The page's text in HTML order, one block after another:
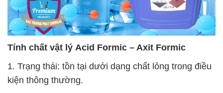
Tính chất vật lý Acid Formic – Axit Formic
1. Trạng thái: tồn tại dưới dạng chất lỏng trong điều
kiện thông thường.